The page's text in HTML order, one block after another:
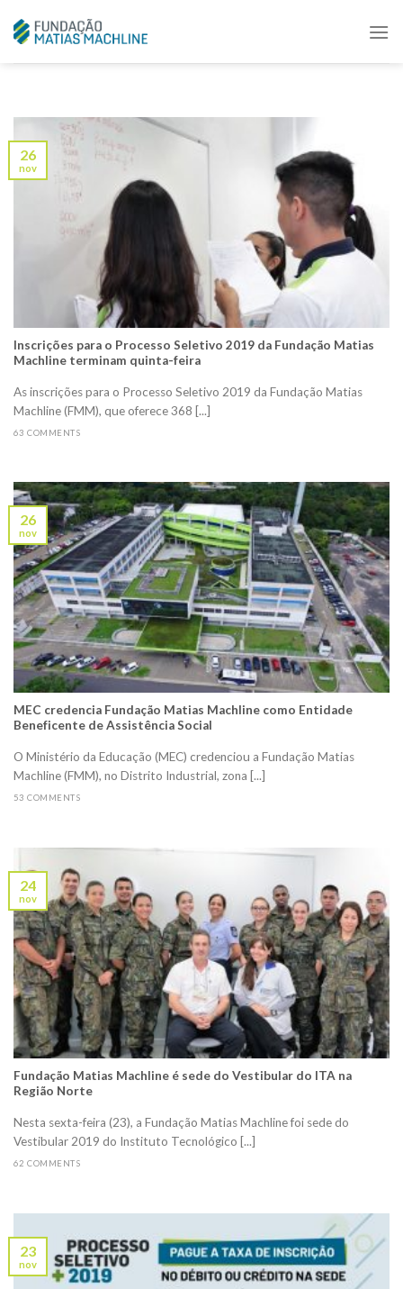
Inscrições para o Processo Seletivo 2019 da Fundação Matias
Machline terminam quinta-feira
As inscrições para o Processo Seletivo 2019 da Fundação Matias
Machline (FMM), que oferece 368 [...]
63 COMMENTS
26
nov
MEC credencia Fundação Matias Machline como Entidade
Beneficente de Assistência Social
O Ministério da Educação (MEC) credenciou a Fundação Matias
Machline (FMM), no Distrito Industrial, zona [...]
53 COMMENTS
26
nov
Fundação Matias Machline é sede do Vestibular do ITA na
Região Norte
Nesta sexta-feira (23), a Fundação Matias Machline foi sede do
Vestibular 2019 do Instituto Tecnológico [...]
62 COMMENTS
24
nov
23
nov